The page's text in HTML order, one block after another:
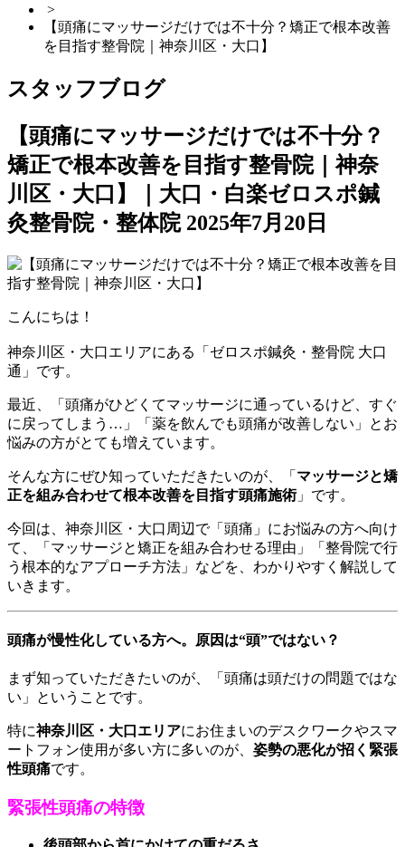
>
【頭痛にマッサージだけでは不十分？矯正で根本改善
を目指す整骨院｜神奈川区・大口】
スタッフブログ
【頭痛にマッサージだけでは不十分？
矯正で根本改善を目指す整骨院｜神奈
川区・大口】｜大口・白楽ゼロスポ鍼
灸整骨院・整体院 2025年7月20日
こんにちは！
神奈川区・大口エリアにある「ゼロスポ鍼灸・整骨院 大口
通」です。
最近、「頭痛がひどくてマッサージに通っているけど、すぐ
に戻ってしまう…」「薬を飲んでも頭痛が改善しない」とお
悩みの方がとても増えています。
そんな方にぜひ知っていただきたいのが、「 マッサージと矯
正を組み合わせて根本改善を目指す頭痛施術」です。
今回は、神奈川区・大口周辺で「頭痛」にお悩みの方へ向け
て、「マッサージと矯正を組み合わせる理由」「整骨院で行
う根本的なアプローチ方法」などを、わかりやすく解説して
いきます。
頭痛が慢性化している方へ。原因は“頭”ではない？
まず知っていただきたいのが、「頭痛は頭だけの問題ではな
い」ということです。
特に神奈川区・大口エリアにお住まいのデスクワークやスマ
ートフォン使用が多い方に多いのが、 姿勢の悪化が招く緊張
性頭痛です。
緊張性頭痛の特徴